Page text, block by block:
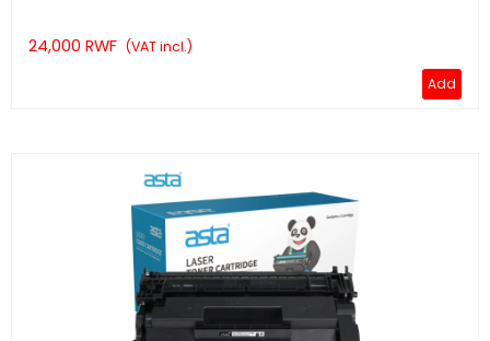
24,000 RWF (VAT incl.)
Add